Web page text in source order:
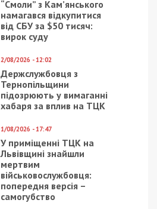
“Смоли” з Кам’янського
намагався відкупитися
від СБУ за $50 тисяч:
вирок суду
2/08/2026 - 12:02
Держслужбовця з
Тернопільщини
підозрюють у вимаганні
хабаря за вплив на ТЦК
1/08/2026 - 17:47
У приміщенні ТЦК на
Львівщині знайшли
мертвим
військовослужбовця:
попередня версія –
самогубство